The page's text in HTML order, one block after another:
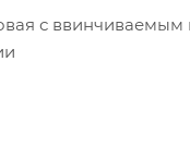
с ввинчиваемым